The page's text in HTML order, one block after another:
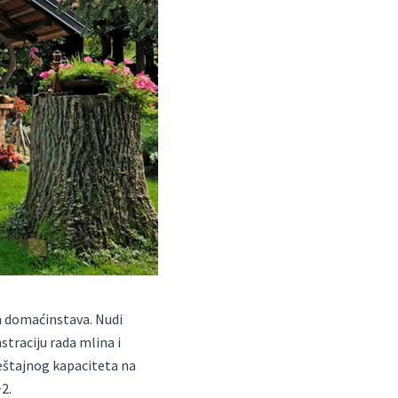
Nudi
rada mlina i
kapaciteta na